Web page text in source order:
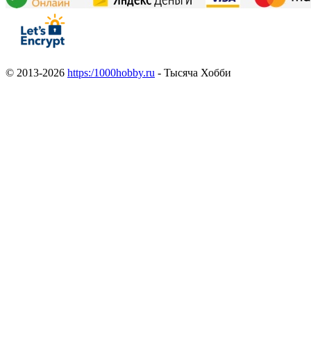
© 2013-2026 https:/1000hobby.ru - Тысяча Хобби